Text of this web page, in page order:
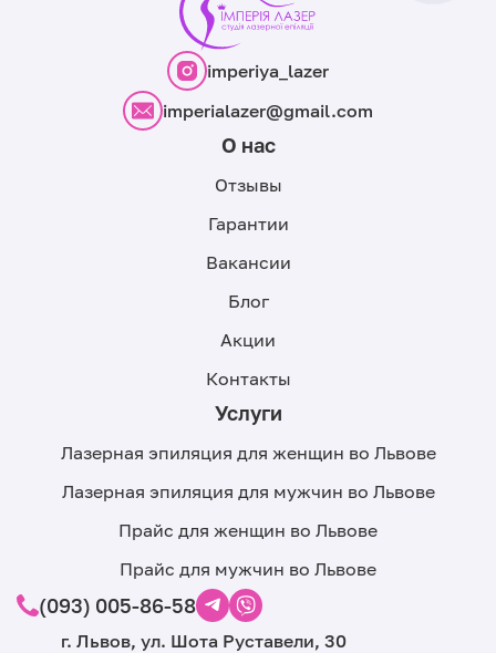
imperiya_lazer
imperialazer@gmail.com
О нас
Отзывы
Гарантии
Вакансии
Блог
Акции
Контакты
Услуги
Лазерная эпиляция для женщин во Львове
Лазерная эпиляция для мужчин во Львове
Прайс для женщин во Львове
Прайс для мужчин во Львове
(093) 005-86-58
г. Львов, ул. Шота Руставели, 30